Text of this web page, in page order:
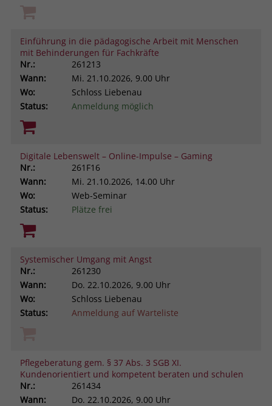
Einführung in die pädagogische Arbeit mit Menschen
mit Behinderungen für Fachkräfte
Nr.:
261213
Wann:
Mi. 21.10.2026, 9.00 Uhr
Wo:
Schloss Liebenau
Status:
Anmeldung möglich
Digitale Lebenswelt – Online-Impulse – Gaming
Nr.:
261F16
Wann:
Mi. 21.10.2026, 14.00 Uhr
Wo:
Web-Seminar
Status:
Plätze frei
Systemischer Umgang mit Angst
Nr.:
261230
Wann:
Do. 22.10.2026, 9.00 Uhr
Wo:
Schloss Liebenau
Status:
Anmeldung auf Warteliste
Pflegeberatung gem. § 37 Abs. 3 SGB XI.
Kundenorientiert und kompetent beraten und schulen
Nr.:
261434
Wann:
Do. 22.10.2026, 9.00 Uhr